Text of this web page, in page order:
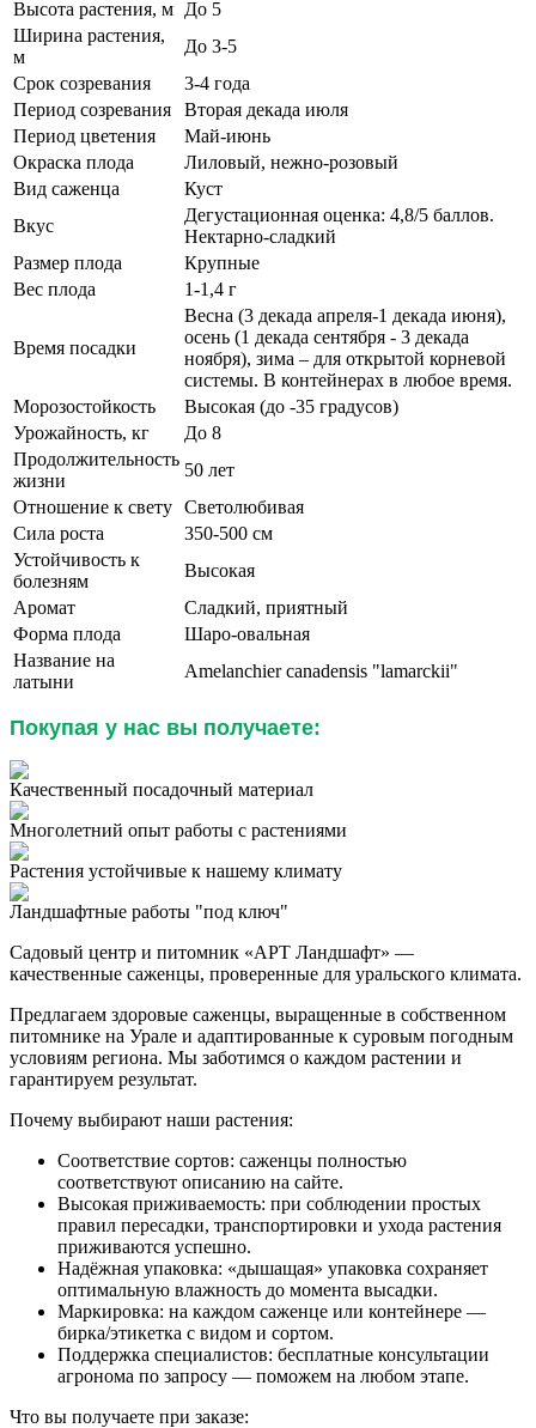
Высота растения, м До 5
Ширина растения,
м
До 3-5
Срок созревания
3-4 года
Период созревания
Вторая декада июля
Период цветения
Май-июнь
Окраска плода
Лиловый, нежно-розовый
Вид саженца
Куст
Вкус
Дегустационная оценка: 4,8/5 баллов.
Нектарно-сладкий
Размер плода
Крупные
Вес плода
1-1,4 г
Время посадки
Весна (3 декада апреля-1 декада июня),
осень (1 декада сентября - 3 декада
ноября), зима – для открытой корневой
системы. В контейнерах в любое время.
Морозостойкость
Высокая (до -35 градусов)
Урожайность, кг
До 8
Продолжительность
жизни
50 лет
Отношение к свету Светолюбивая
Сила роста
350-500 см
Устойчивость к
болезням
Высокая
Аромат
Сладкий, приятный
Форма плода
Шаро-овальная
Название на
латыни
Amelanchier canadensis "lamarckii"
Покупая у нас вы получаете:
Качественный посадочный материал
Многолетний опыт работы с растениями
Растения устойчивые к нашему климату
Ландшафтные работы "под ключ"
Садовый центр и питомник «АРТ Ландшафт» —
качественные саженцы, проверенные для уральского климата.
Предлагаем здоровые саженцы, выращенные в собственном
питомнике на Урале и адаптированные к суровым погодным
условиям региона. Мы заботимся о каждом растении и
гарантируем результат.
Почему выбирают наши растения:
Соответствие сортов: саженцы полностью
соответствуют описанию на сайте.
Высокая приживаемость: при соблюдении простых
правил пересадки, транспортировки и ухода растения
приживаются успешно.
Надёжная упаковка: «дышащая» упаковка сохраняет
оптимальную влажность до момента высадки.
Маркировка: на каждом саженце или контейнере —
бирка/этикетка с видом и сортом.
Поддержка специалистов: бесплатные консультации
агронома по запросу — поможем на любом этапе.
Что вы получаете при заказе: